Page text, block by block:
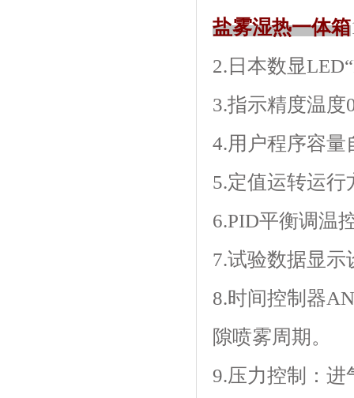
盐雾湿热一体箱
2.日本数显
3.指示精度温度
4.用户程序容量
5.定值运转运行方
6.PID平衡调温
7.试验数据显示设
8.时间控制器
隙喷雾周期。
9.压力控制：